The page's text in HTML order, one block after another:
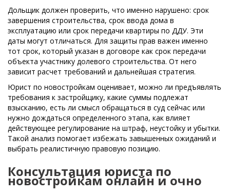
Дольщик должен проверить, что именно нарушено: срок
завершения строительства, срок ввода дома в
эксплуатацию или срок передачи квартиры по ДДУ. Эти
даты могут отличаться. Для защиты прав важен именно
тот срок, который указан в договоре как срок передачи
объекта участнику долевого строительства. От него
зависит расчет требований и дальнейшая стратегия.
Юрист по новостройкам оценивает, можно ли предъявлять
требования к застройщику, какие суммы подлежат
взысканию, есть ли смысл обращаться в суд сейчас или
нужно дождаться определенного этапа, как влияет
действующее регулирование на штраф, неустойку и убытки.
Такой анализ помогает избежать завышенных ожиданий и
выбрать реалистичную правовую позицию.
Консультация юриста по
новостройкам онлайн и очно